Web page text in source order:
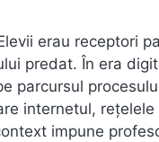
erau receptori
predat. În era
parcursul
internetul,
impune